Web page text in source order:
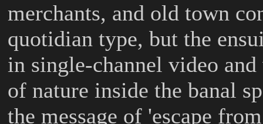
merchants, and old town
quotidian type, but the
in single-channel video
of nature inside the banal
the message of 'escape